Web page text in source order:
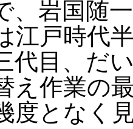
、岩国随
江戸時代
代目、だ
え作業の
度となく